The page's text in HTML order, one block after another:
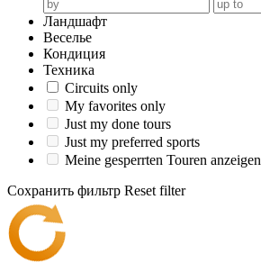
Ландшафт
Веселье
Кондиция
Техника
Circuits only
My favorites only
Just my done tours
Just my preferred sports
Meine gesperrten Touren anzeigen
Сохранить фильтр Reset filter